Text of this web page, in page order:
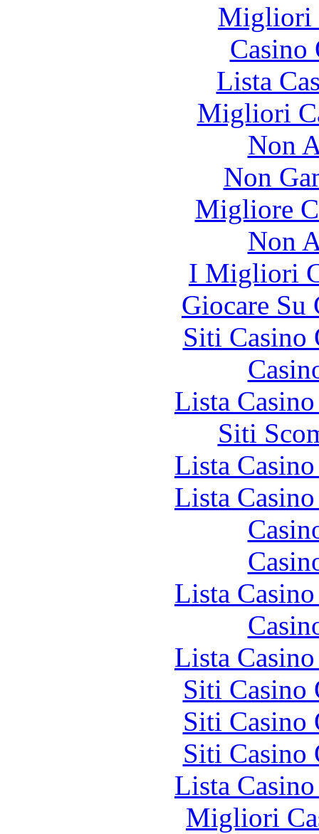
Migliori
Lista
Migliori
Non
Non
Migliore
Non
I Migliori
Giocare Su
Siti Casino
Lista
Siti
Lista
Lista
Lista
Lista
Siti Casino
Siti Casino
Siti Casino
Lista
Migliori